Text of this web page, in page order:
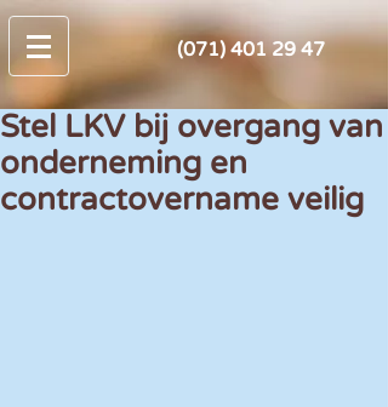
(071) 401 29 47
Stel LKV bij overgang van
onderneming en
contractovername veilig